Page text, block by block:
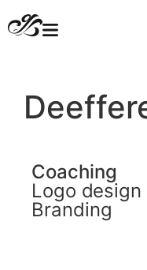
Coaching
Logo design
Branding